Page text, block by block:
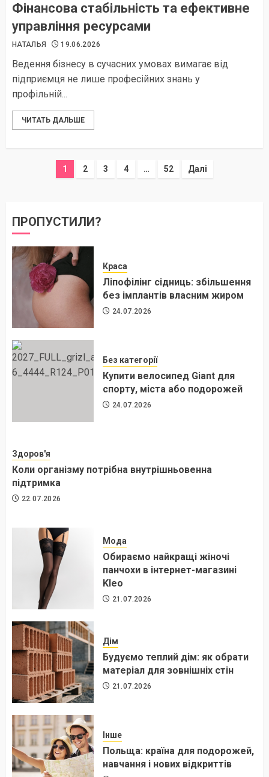
Фінансова стабільність та ефективне
управління ресурсами
НАТАЛЬЯ 19.06.2026
Ведення бізнесу в сучасних умовах вимагає від
підприємця не лише професійних знань у
профільній...
ЧИТАТЬ ДАЛЬШЕ
Пагінація
1 2 3 4 … 52 Далі
ПРОПУСТИЛИ?
Краса
Ліпофілінг сідниць: збільшення
без імплантів власним жиром
24.07.2026
Без категорії
Купити велосипед Giant для
спорту, міста або подорожей
24.07.2026
Здоров'я
Коли організму потрібна внутрішньовенна
підтримка
22.07.2026
Мода
Обираємо найкращі жіночі
панчохи в інтернет-магазині
Kleo
21.07.2026
Дім
Будуємо теплий дім: як обрати
матеріал для зовнішніх стін
21.07.2026
Інше
Польща: країна для подорожей,
навчання і нових відкриттів